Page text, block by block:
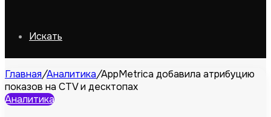
Искать
Главная/Аналитика/AppMetrica добавила атрибуцию
показов на CTV и десктопах
Аналитика